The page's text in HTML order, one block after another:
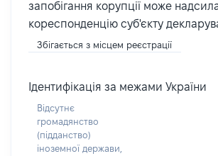
запобігання корупції може
кореспонденцію суб'єкту
Збігається з місцем реєстрації
Ідентифікація за межами України
Відсутнє
громадянство
(підданство)
іноземної держави,